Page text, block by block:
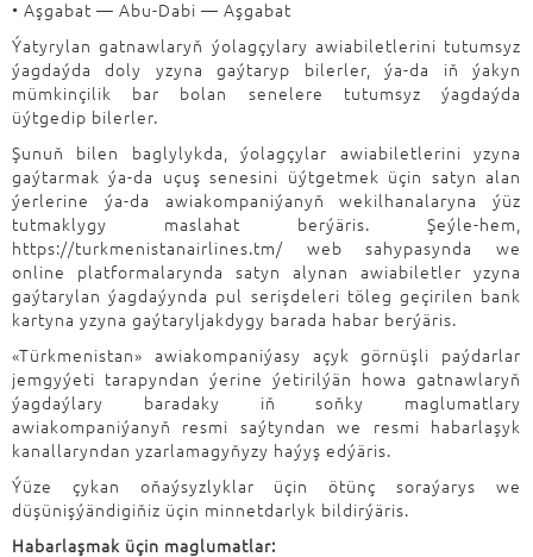
• Aşgabat — Abu-Dabi — Aşgabat
Ýatyrylan gatnawlaryň ýolagçylary awiabiletlerini tutumsyz
ýagdaýda doly yzyna gaýtaryp bilerler, ýa-da iň ýakyn
mümkinçilik bar bolan senelere tutumsyz ýagdaýda
üýtgedip bilerler.
Şunuň bilen baglylykda, ýolagçylar awiabiletlerini yzyna
gaýtarmak ýa-da uçuş senesini üýtgetmek üçin satyn alan
ýerlerine ýa-da awiakompaniýanyň wekilhanalaryna ýüz
tutmaklygy maslahat berýäris. Şeýle-hem,
https://turkmenistanairlines.tm/ web sahypasynda we
online platformalarynda satyn alynan awiabiletler yzyna
gaýtarylan ýagdaýynda pul serişdeleri töleg geçirilen bank
kartyna yzyna gaýtaryljakdygy barada habar berýäris.
«Türkmenistan» awiakompaniýasy açyk görnüşli paýdarlar
jemgyýeti tarapyndan ýerine ýetirilýän howa gatnawlaryň
ýagdaýlary baradaky iň soňky maglumatlary
awiakompaniýanyň resmi saýtyndan we resmi habarlaşyk
kanallaryndan yzarlamagyňyzy haýyş edýäris.
Ýüze çykan oňaýsyzlyklar üçin ötünç soraýarys we
düşünişýändigiňiz üçin minnetdarlyk bildirýäris.
Habarlaşmak üçin maglumatlar: